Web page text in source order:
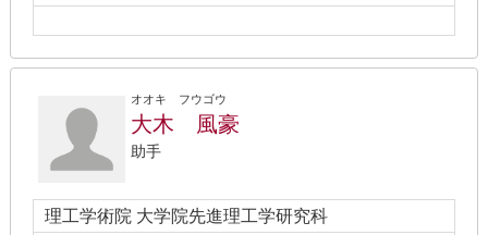
オオキ フウゴウ
大木 風豪
助手
理工学術院 大学院先進理工学研究科